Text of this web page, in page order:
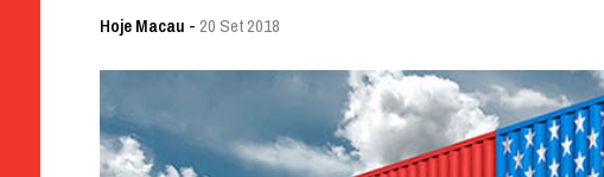
Hoje Macau - 20 Set 2018